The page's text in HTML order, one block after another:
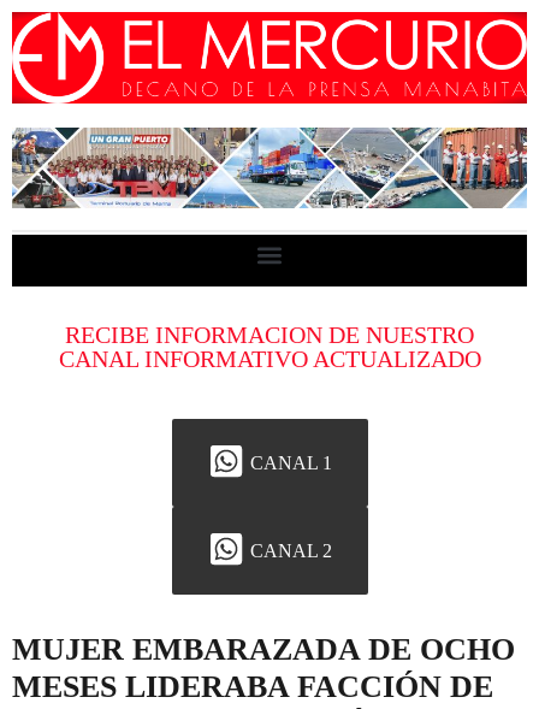
RECIBE INFORMACION DE NUESTRO
CANAL INFORMATIVO ACTUALIZADO
CANAL 1
CANAL 2
MUJER EMBARAZADA DE OCHO
MESES LIDERABA FACCIÓN DE